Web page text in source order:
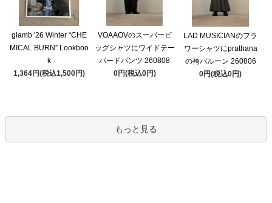
glamb '26 Winter “CHE
MICAL BURN” Lookboo
k
1,364円(税込1,500円)
VOAAOVのスーパービ
ッグシャツにワイドテー
パードパンツ 260808
0円(税込0円)
LAD MUSICIANのフラ
ワーシャツにprathana
の袴バルーン 260806
0円(税込0円)
もっと見る